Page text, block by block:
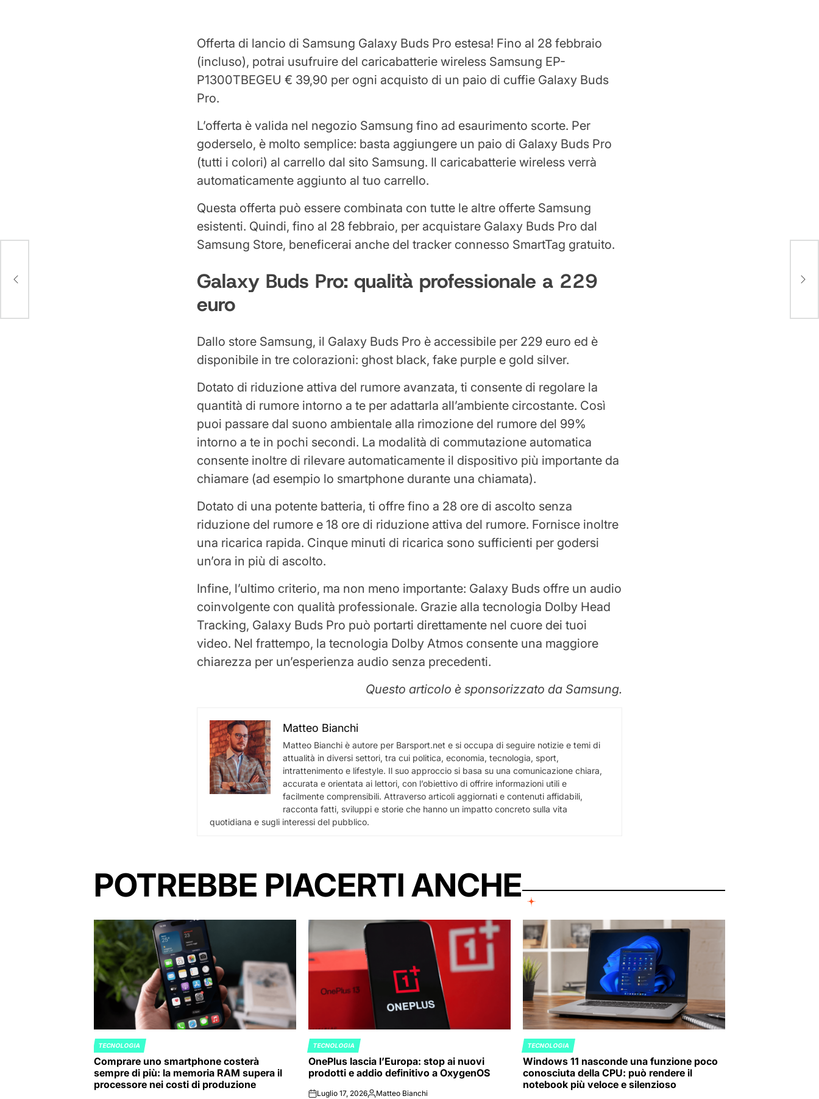
Offerta di lancio di Samsung Galaxy Buds Pro estesa! Fino al 28 febbraio
(incluso), potrai usufruire del caricabatterie wireless Samsung EP-
P1300TBEGEU € 39,90 per ogni acquisto di un paio di cuffie Galaxy Buds
Pro.
L’offerta è valida nel negozio Samsung fino ad esaurimento scorte. Per
goderselo, è molto semplice: basta aggiungere un paio di Galaxy Buds Pro
(tutti i colori) al carrello dal sito Samsung. Il caricabatterie wireless verrà
automaticamente aggiunto al tuo carrello.
Questa offerta può essere combinata con tutte le altre offerte Samsung
esistenti. Quindi, fino al 28 febbraio, per acquistare Galaxy Buds Pro dal
Samsung Store, beneficerai anche del tracker connesso SmartTag gratuito.
Galaxy Buds Pro: qualità professionale a 229
euro
Dallo store Samsung, il Galaxy Buds Pro è accessibile per 229 euro ed è
disponibile in tre colorazioni: ghost black, fake purple e gold silver.
Dotato di riduzione attiva del rumore avanzata, ti consente di regolare la
quantità di rumore intorno a te per adattarla all’ambiente circostante. Così
puoi passare dal suono ambientale alla rimozione del rumore del 99%
intorno a te in pochi secondi. La modalità di commutazione automatica
consente inoltre di rilevare automaticamente il dispositivo più importante da
chiamare (ad esempio lo smartphone durante una chiamata).
Dotato di una potente batteria, ti offre fino a 28 ore di ascolto senza
riduzione del rumore e 18 ore di riduzione attiva del rumore. Fornisce inoltre
una ricarica rapida. Cinque minuti di ricarica sono sufficienti per godersi
un’ora in più di ascolto.
Infine, l’ultimo criterio, ma non meno importante: Galaxy Buds offre un audio
coinvolgente con qualità professionale. Grazie alla tecnologia Dolby Head
Tracking, Galaxy Buds Pro può portarti direttamente nel cuore dei tuoi
video. Nel frattempo, la tecnologia Dolby Atmos consente una maggiore
chiarezza per un’esperienza audio senza precedenti.
Questo articolo è sponsorizzato da Samsung.
Matteo Bianchi
Matteo Bianchi è autore per Barsport.net e si occupa di seguire notizie e temi di
attualità in diversi settori, tra cui politica, economia, tecnologia, sport,
intrattenimento e lifestyle. Il suo approccio si basa su una comunicazione chiara,
accurata e orientata ai lettori, con l’obiettivo di offrire informazioni utili e
facilmente comprensibili. Attraverso articoli aggiornati e contenuti affidabili,
racconta fatti, sviluppi e storie che hanno un impatto concreto sulla vita
quotidiana e sugli interessi del pubblico.
POTREBBE PIACERTI ANCHE
POSTED
IN
TECNOLOGIA
Comprare uno smartphone costerà
sempre di più: la memoria RAM supera il
processore nei costi di produzione
POSTED
IN
TECNOLOGIA
OnePlus lascia l’Europa: stop ai nuovi
prodotti e addio definitivo a OxygenOS
Luglio 17, 2026 Matteo Bianchi
POSTED
IN
TECNOLOGIA
Windows 11 nasconde una funzione poco
conosciuta della CPU: può rendere il
notebook più veloce e silenzioso